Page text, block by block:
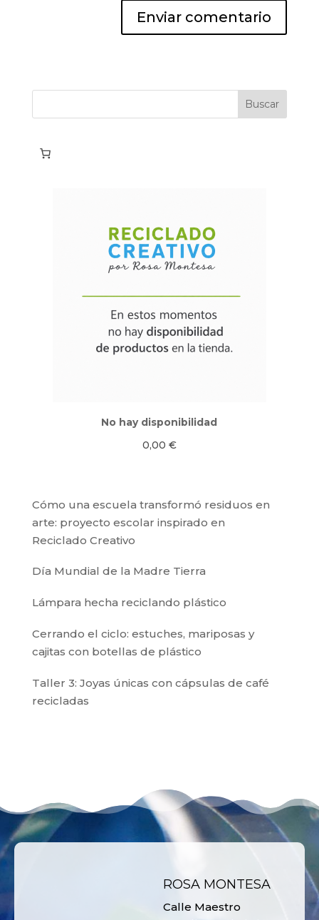
No hay disponibilidad
0,00 €
Cómo una escuela transformó residuos en
arte: proyecto escolar inspirado en
Reciclado Creativo
Día Mundial de la Madre Tierra
Lámpara hecha reciclando plástico
Cerrando el ciclo: estuches, mariposas y
cajitas con botellas de plástico
Taller 3: Joyas únicas con cápsulas de café
recicladas
ROSA MONTESA
Calle Maestro